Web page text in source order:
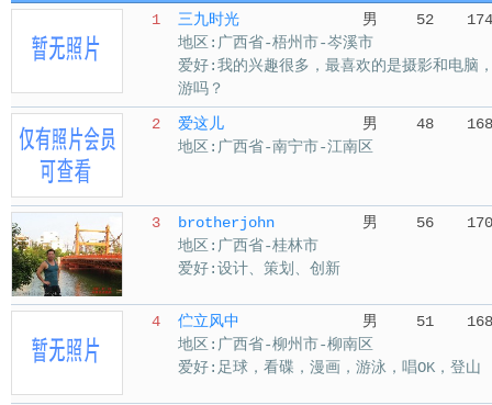
1
三九时光 男 52
174
地区:广西省-梧州市-岑溪市
爱好:我的兴趣很多，最喜欢的是摄影和电脑
游吗？
2
爱这儿 男 48
168
地区:广西省-南宁市-江南区
3 brotherjohn 男 56
170
地区:广西省-桂林市
爱好:设计、策划、创新
4 伫立风中 男 51
168
地区:广西省-柳州市-柳南区
爱好:足球，看碟，漫画，游泳，唱OK，登山